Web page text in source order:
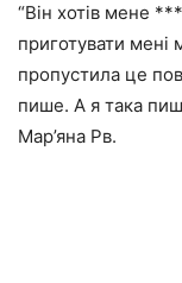
“Він хотів мене
приготувати мені
пропустила це
пише. А я така
Мар’яна Рв.